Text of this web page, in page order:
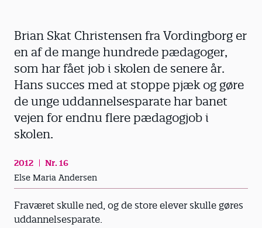
Brian Skat Christensen fra Vordingborg er
en af de mange hundrede pædagoger,
som har fået job i skolen de senere år.
Hans succes med at stoppe pjæk og gøre
de unge uddannelsesparate har banet
vejen for endnu flere pædagogjob i
skolen.
2012
Nr. 16
Else Maria Andersen
Fraværet skulle ned, og de store elever skulle gøres
uddannelsesparate.